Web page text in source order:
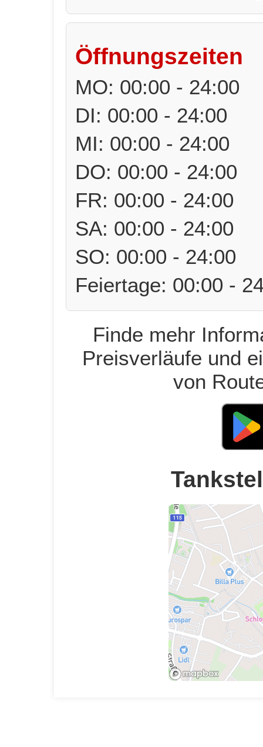
Öffnungszeiten
MO: 00:00 - 24:00
DI: 00:00 - 24:00
MI: 00:00 - 24:00
DO: 00:00 - 24:00
FR: 00:00 - 24:00
SA: 00:00 - 24:00
SO: 00:00 - 24:00
Feiertage: 00:00 -
Finde mehr
Preisverläufe und
von